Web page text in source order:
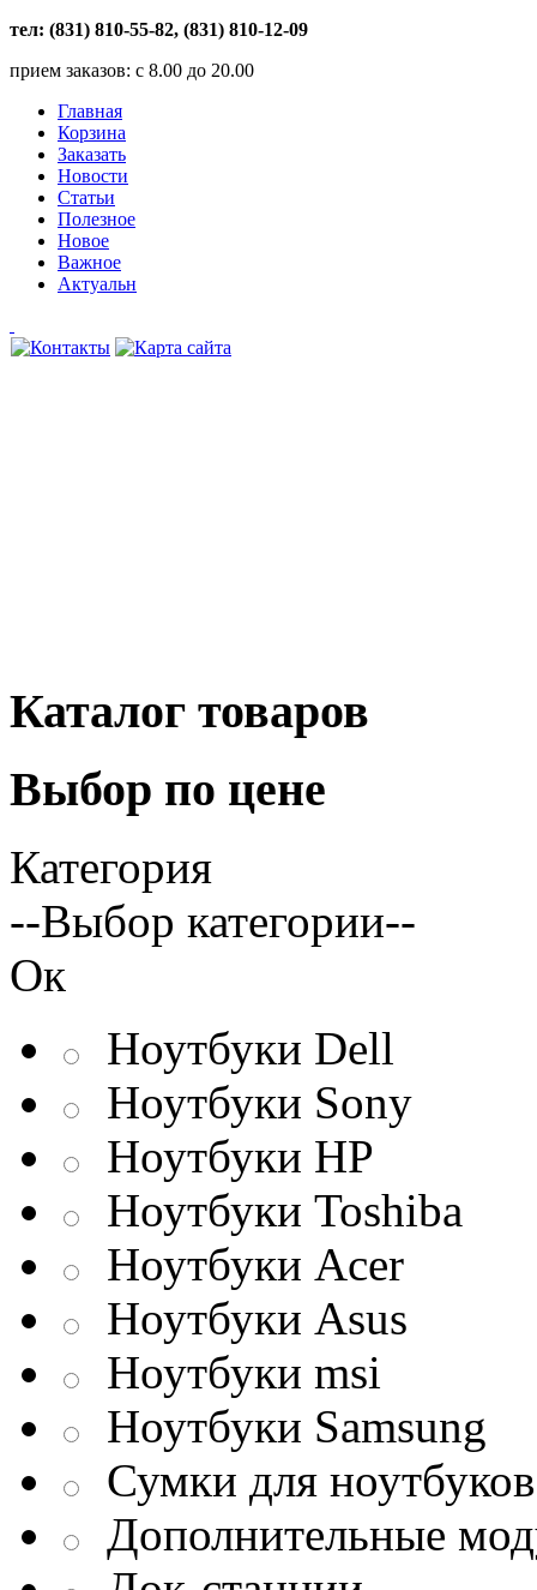
тел: (831) 810-55-82, (831) 810-12-09
прием заказов: с 8.00 до 20.00
Главная
Корзина
Заказать
Новости
Статьи
Полезное
Новое
Важное
Актуальн
Каталог товаров
Выбор по цене
Категория
--Выбор категории--
Ок
Ноутбуки Dell
Ноутбуки Sony
Ноутбуки HP
Ноутбуки Toshiba
Ноутбуки Acer
Ноутбуки Asus
Ноутбуки msi
Ноутбуки Samsung
Сумки для ноутбуков
Дополнительные